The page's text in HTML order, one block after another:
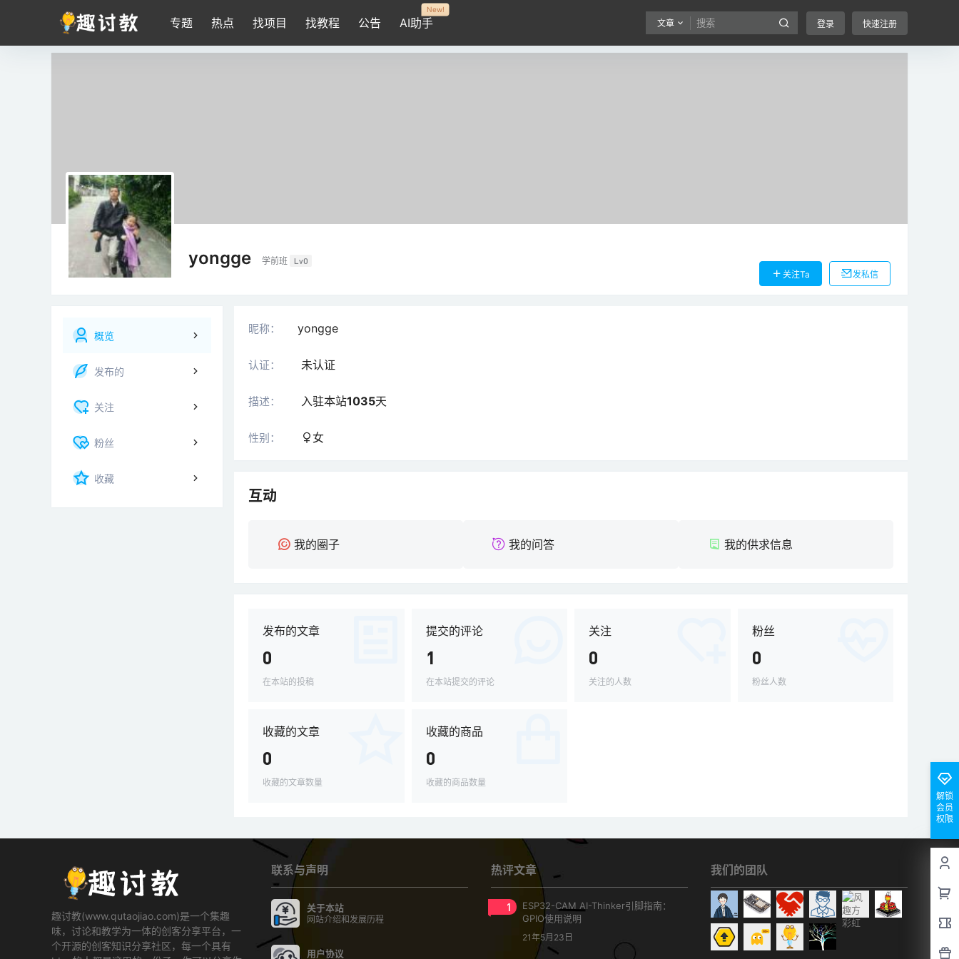
专题 热点 找项目 找教程 公告 AI助手
New!
文章 登录 快速注册
yongge 学前班 Lv0
关注Ta
发私信
概览
发布的
关注
粉丝
收藏
昵称： yongge
认证： 未认证
描述： 入驻本站1035天
性别： 女
互动
我的圈子 我的问答 我的供求信息
发布的文章
0
在本站的投稿
提交的评论
1
在本站提交的评论
关注
0
关注的人数
粉丝
0
粉丝人数
收藏的文章
0
收藏的文章数量
收藏的商品
0
收藏的商品数量
解锁
会员
权限
趣讨教(www.qutaojiao.com)是一个集趣
味，讨论和教学为一体的创客分享平台，一
个开源的创客知识分享社区，每一个具有
联系与声明
关于本站
网站介绍和发展历程
用户协议
热评文章
1
ESP32-CAM AI-Thinker引脚指南：
GPIO使用说明
21年5月23日
我们的团队